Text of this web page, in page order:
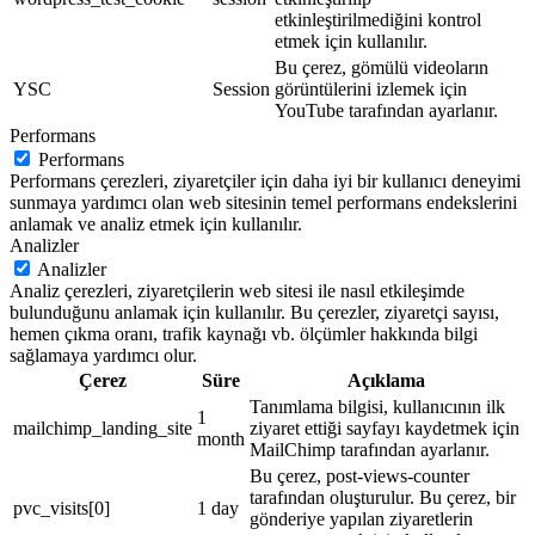
etkinleştirilmediğini kontrol
etmek için kullanılır.
YSC Session
Bu çerez, gömülü videoların
görüntülerini izlemek için
YouTube tarafından ayarlanır.
Performans
Performans
Performans çerezleri, ziyaretçiler için daha iyi bir kullanıcı deneyimi
sunmaya yardımcı olan web sitesinin temel performans endekslerini
anlamak ve analiz etmek için kullanılır.
Analizler
Analizler
Analiz çerezleri, ziyaretçilerin web sitesi ile nasıl etkileşimde
bulunduğunu anlamak için kullanılır. Bu çerezler, ziyaretçi sayısı,
hemen çıkma oranı, trafik kaynağı vb. ölçümler hakkında bilgi
sağlamaya yardımcı olur.
Çerez
Süre Açıklama
mailchimp_landing_site
1
month
Tanımlama bilgisi, kullanıcının ilk
ziyaret ettiği sayfayı kaydetmek için
MailChimp tarafından ayarlanır.
pvc_visits[0] 1 day
Bu çerez, post-views-counter
tarafından oluşturulur. Bu çerez, bir
gönderiye yapılan ziyaretlerin